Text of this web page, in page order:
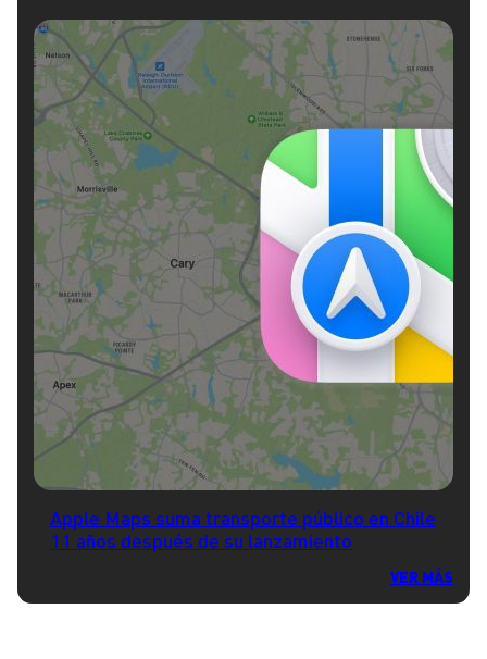
Apple Maps suma transporte público en Chile
11 años después de su lanzamiento
VER MÁS